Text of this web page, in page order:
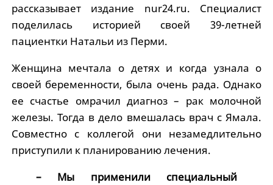
рассказывает издание nur24.ru. Специалист
поделилась историей своей 39-летней
пациентки Натальи из Перми.
Женщина мечтала о детях и когда узнала о
своей беременности, была очень рада. Однако
ее счастье омрачил диагноз – рак молочной
железы. Тогда в дело вмешалась врач с Ямала.
Совместно с коллегой они незамедлительно
приступили к планированию лечения.
– Мы применили специальный